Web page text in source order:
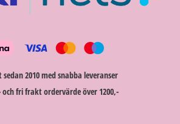
2010 med snabba leveranser
fri frakt ordervärde över 1200,-